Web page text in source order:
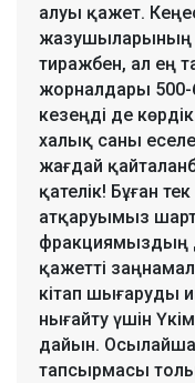
алуы қажет.
жазушыларының
тиражбен, ал ең
жорналдары
кезеңді де
халық саны
жағдай
қателік! Бұған
атқаруымыз
фракциямыздың
қажетті
кітап шығаруды
нығайту үшін
дайын.
тапсырмасы